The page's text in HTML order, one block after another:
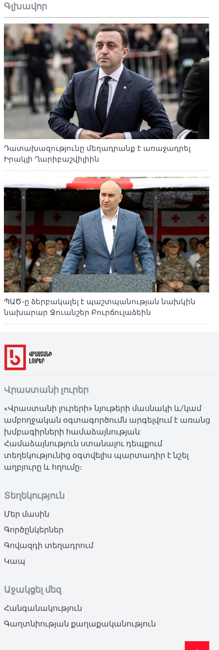
Գլխավոր
Դատախազությունը մեղադրանք է առաջադրել
Իրակլի Ղարիբաշվիլիին
ՊԱԾ-ը ձերբակալել է պաշտպանության նախկին
նախարար Ջուանշեր Բուրճուլաձեին
Վրաստանի լուրեր
«Վրաստանի լուրերի» նյութերի մասնակի և/կամ
ամբողջական օգտագործումն արգելվում է առանց
խմբագիրների համաձայնության:
Համաձայնություն ստանալու դեպքում
տեղեկությունից օգտվելիս պարտադիր է նշել
աղբյուրը և հղումը։
Տեղեկություն
Մեր մասին
Գործընկերներ
Գովազդի տեղադրում
Կապ
Աջակցել մեզ
Հանգանակություն
Գաղտնիության քաղաքականություն